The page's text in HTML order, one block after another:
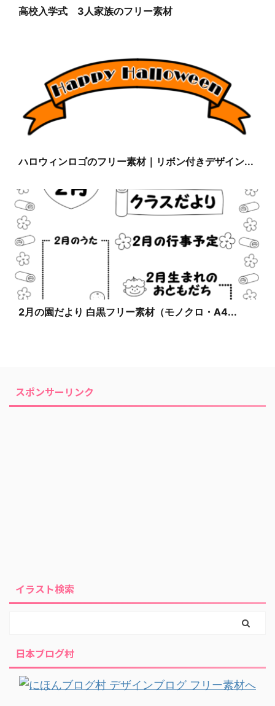
高校入学式 3人家族のフリー素材
ハロウィンロゴのフリー素材｜リボン付きデザイン...
2月の園だより 白黒フリー素材（モノクロ・A4...
スポンサーリンク
イラスト検索
日本ブログ村